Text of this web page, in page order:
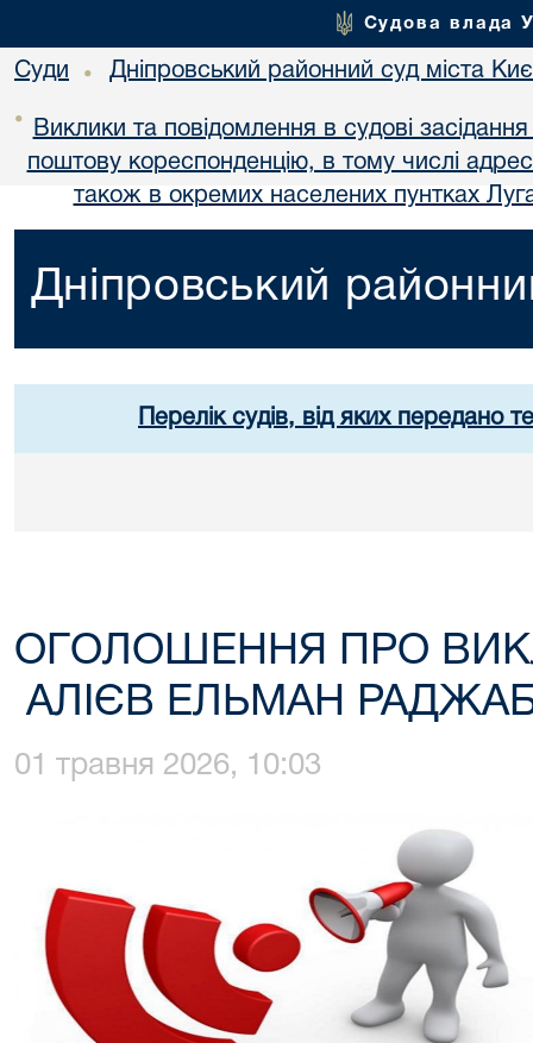
Судова влада
Суди • Дніпровський районний суд міста
•
Виклики та повідомлення в судові
поштову кореспонденцію, в тому числі
також в окремих населених пунтках
Дніпровський
Перелік судів, від яких передано
ОГОЛОШЕННЯ ПРО
АЛІЄВ ЕЛЬМАН
01 травня 2026, 10:03